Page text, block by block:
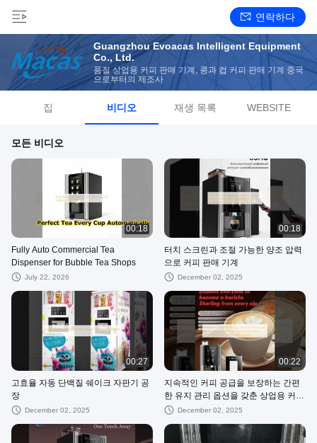
연락하다
Guangzhou Evoacas Intelligent Equipment
Co., Ltd.
품질 상업용 커피 판매 기계, 콩과 컵 커피 판매 기계 중국
으로부터의 제조사
집 비디오 재생 목록 WEBSITE
모든 비디오
00:18
Fully Auto Commercial Tea
Dispenser for Bubble Tea Shops
July 22, 2026
00:18
터치 스크린과 조절 가능한 양조 압력
으로 커피 판매 기계
December 02, 2025
00:27
고효율 자동 단백질 쉐이크 자판기 공
장
December 02, 2025
00:22
지속적인 커피 공급을 보장하는 간편
한 유지 관리 옵션을 갖춘 상업용 커피
자판기December 02, 2025